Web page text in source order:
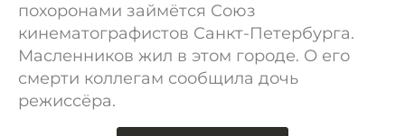
похоронами займётся Союз
кинематографистов Санкт-Петербурга.
Масленников жил в этом городе. О его
смерти коллегам сообщила дочь
режиссёра.